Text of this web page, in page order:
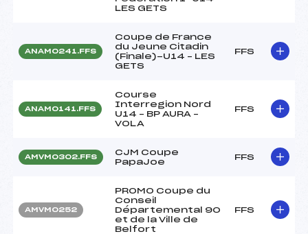
LES GETS
ANAM0241.FFS
Coupe de France
du Jeune Citadin
(Finale)-U14 – LES
GETS
FFS
ANAM0141.FFS
Course
Interregion Nord
U14 – BP AURA –
VOLA
FFS
AMVM0302.FFS
CJM Coupe
PapaJoe
FFS
AMVM0252
PROMO Coupe du
Conseil
Départemental 90
et de la Ville de
Belfort
FFS